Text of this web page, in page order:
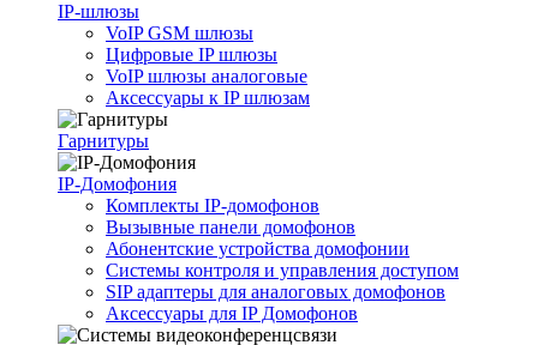
IP-шлюзы
VoIP GSM шлюзы
Цифровые IP шлюзы
VoIP шлюзы аналоговые
Аксессуары к IP шлюзам
Гарнитуры
IP-Домофония
Комплекты IP-домофонов
Вызывные панели домофонов
Абонентские устройства домофонии
Системы контроля и управления доступом
SIP адаптеры для аналоговых домофонов
Аксессуары для IP Домофонов